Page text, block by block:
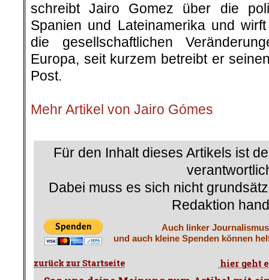
schreibt Jairo Gomez über die
Spanien und Lateinamerika und
die gesellschaftlichen
Europa, seit kurzem betreibt er
Post.
Mehr Artikel von Jairo Gómes
Für den Inhalt dieses Artikels ist
Dabei muss es sich nicht
Redaktion
Auch linker
und auch kleine Spenden können